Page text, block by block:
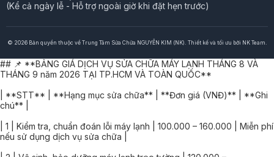
(Kể cả ngày lễ - Hỗ trợ ngoài giờ khi đặt hẹn trước)
© 2026 Bản quyền thuộc về Trung Tâm Sửa Chữa NGUYỄN KIM (NK). Thiết kế và tối ưu bởi NK Team.
## 📌 **BẢNG GIÁ DỊCH VỤ SỬA CHỮA MÁY LẠNH THÁNG 8 VÀ
THÁNG 9 năm 2026 TẠI TP.HCM VÀ TOÀN QUỐC**
| **STT** | **Hạng mục sửa chữa** | **Đơn giá (VNĐ)** | **Ghi
chú** |
| 1 | Kiểm tra, chuẩn đoán lỗi máy lạnh | 100.000 – 160.000 | Miễn phí
nếu sử dụng dịch vụ sửa chữa |